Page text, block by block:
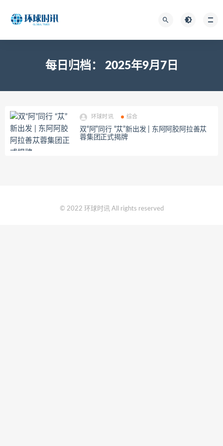
每日归档： 2025年9月7日
环球时讯 综合
双“阿”同行 “苁”新出发 | 东阿阿胶阿拉善苁
蓉集团正式揭牌
© 2022 环球时讯 All rights reserved